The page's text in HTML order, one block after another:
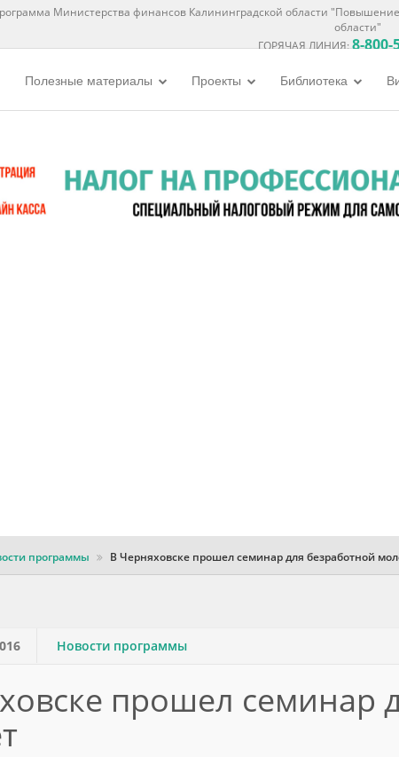
Министерства финансов Калининградской области
области"
ГОРЯЧАЯ ЛИНИЯ:8-800-
Полезные материалы Проекты Библиотека
программы В Черняховске прошел семинар для безработной
Новости программы
прошел семинар